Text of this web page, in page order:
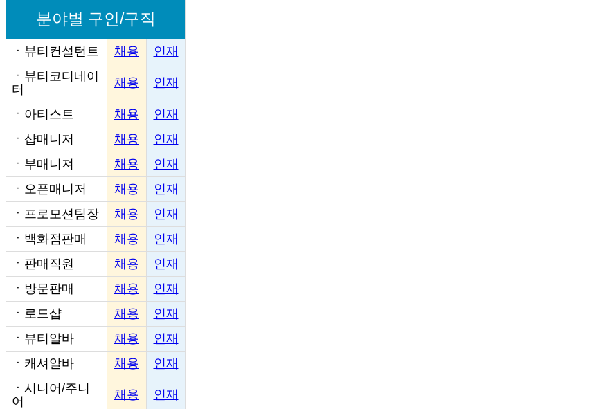
분야별 구인/구직
ㆍ 뷰티컨설턴트 채용
인재
ㆍ 뷰티코디네이
터
채용 인재
ㆍ 아티스트 채용
인재
ㆍ 샵매니저 채용
인재
ㆍ 부매니져 채용
인재
ㆍ 오픈매니저 채용
인재
ㆍ 프로모션팀장 채용
인재
ㆍ 백화점판매 채용
인재
ㆍ 판매직원 채용
인재
ㆍ 방문판매 채용
인재
ㆍ 로드샵 채용
인재
ㆍ 뷰티알바 채용
인재
ㆍ 캐셔알바 채용
인재
ㆍ 시니어/주니
어
채용 인재